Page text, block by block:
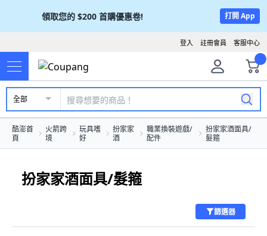
領取您的 $200 首購優惠卷! 打開 App
客服中心
註冊會員
登入
全部
酷澎首
頁
火箭跨
境
玩具嗜
好
扮家家
酒
職業換裝遊戲/
配件
扮家家酒面具/
髮箍
扮家家酒面具/髮箍
篩選器